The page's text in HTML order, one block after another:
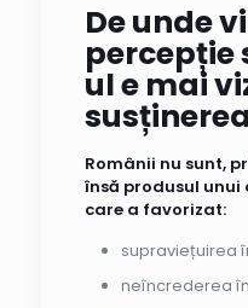
De unde
percepție
ul e mai
Românii nu sunt,
însă produsul unui
care a favorizat:
supraviețuirea
neîncrederea